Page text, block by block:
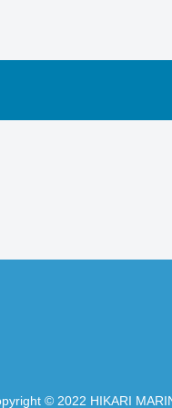
© 2022 HIKARI